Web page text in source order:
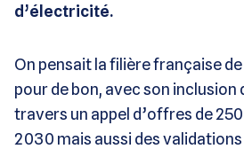
d’électricité.
On pensait la filière française
pour de bon, avec son inclusion
travers un appel d’offres de
2030 mais aussi des